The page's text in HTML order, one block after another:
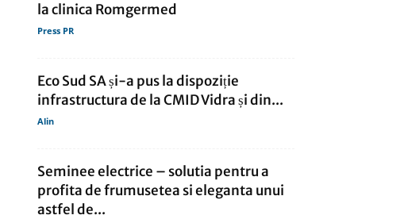
la clinica Romgermed
Press PR
Eco Sud SA și-a pus la dispoziție
infrastructura de la CMID Vidra și din...
Alin
Seminee electrice – solutia pentru a
profita de frumusetea si eleganta unui
astfel de...